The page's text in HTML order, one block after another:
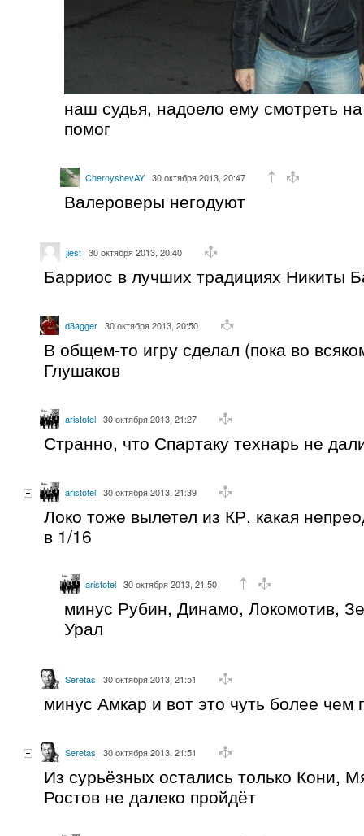
наш судья, надоело ему смотреть
помог
ChernyshevAY 30 октября 2013, 20:47
Валероверы негодуют
jiest 30 октября 2013, 20:40
Барриос в лучших традициях Никиты
d3agger 30 октября 2013, 20:50
В общем-то игру сделал (пока во
Глушаков
aristotel 30 октября 2013, 21:27
Странно, что Спартаку технарь не
aristotel 30 октября 2013, 21:39
Локо тоже вылетел из КР, какая
в 1/16
aristotel 30 октября 2013, 21:50
минус Рубин, Динамо, Локомотив,
Урал
Seretas 30 октября 2013, 21:51
минус Амкар и вот это чуть более чем
Seretas 30 октября 2013, 21:51
Из сурьёзных остались только Кони,
Ростов не далеко пройдёт